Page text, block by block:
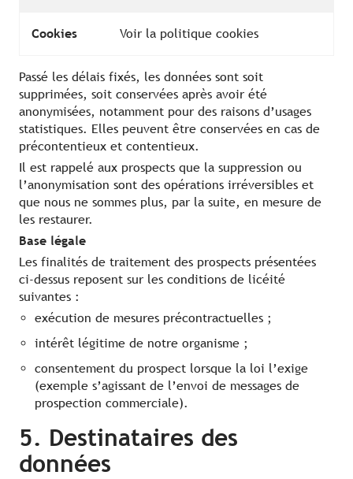
Cookies Voir la politique cookies
Passé les délais fixés, les données sont soit
supprimées, soit conservées après avoir été
anonymisées, notamment pour des raisons d’usages
statistiques. Elles peuvent être conservées en cas de
précontentieux et contentieux.
Il est rappelé aux prospects que la suppression ou
l’anonymisation sont des opérations irréversibles et
que nous ne sommes plus, par la suite, en mesure de
les restaurer.
Base légale
Les finalités de traitement des prospects présentées
ci-dessus reposent sur les conditions de licéité
suivantes :
exécution de mesures précontractuelles ;
intérêt légitime de notre organisme ;
consentement du prospect lorsque la loi l’exige
(exemple s’agissant de l’envoi de messages de
prospection commerciale).
5. Destinataires des
données